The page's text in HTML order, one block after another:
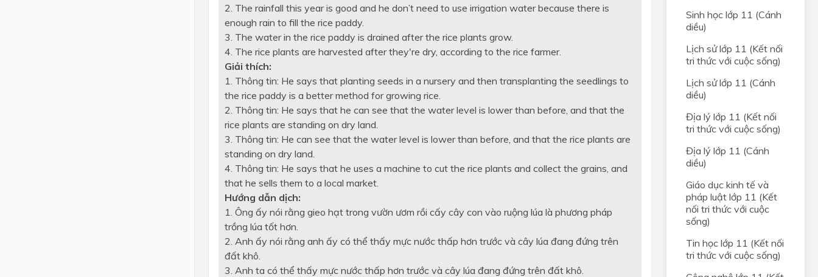
Unit 5: Technology
2. The rainfall this year is good and he don’t need to use irrigation water because there is
enough rain to fill the rice paddy.
3. The water in the rice paddy is drained after the rice plants grow.
4. The rice plants are harvested after they're dry, according to the rice farmer.
Giải thích:
1. Thông tin: He says that planting seeds in a nursery and then transplanting the seedlings to
the rice paddy is a better method for growing rice.
2. Thông tin: He says that he can see that the water level is lower than before, and that the
rice plants are standing on dry land.
3. Thông tin: He can see that the water level is lower than before, and that the rice plants are
standing on dry land.
4. Thông tin: He says that he uses a machine to cut the rice plants and collect the grains, and
that he sells them to a local market.
Hướng dẫn dịch:
1. Ông ấy nói rằng gieo hạt trong vườn ươm rồi cấy cây con vào ruộng lúa là phương pháp
trồng lúa tốt hơn.
2. Anh ấy nói rằng anh ấy có thể thấy mực nước thấp hơn trước và cây lúa đang đứng trên
đất khô.
3. Anh ta có thể thấy mực nước thấp hơn trước và cây lúa đang đứng trên đất khô.
Sinh học lớp 11 (Cánh
diều)
Lịch sử lớp 11 (Kết nối
tri thức với cuộc sống)
Lịch sử lớp 11 (Cánh
diều)
Địa lý lớp 11 (Kết nối
tri thức với cuộc sống)
Địa lý lớp 11 (Cánh
diều)
Giáo dục kinh tế và
pháp luật lớp 11 (Kết
nối tri thức với cuộc
sống)
Tin học lớp 11 (Kết nối
tri thức với cuộc sống)